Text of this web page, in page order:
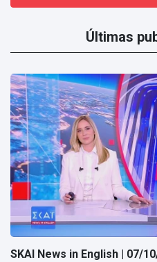
Últimas
SKAI News in English | 07/